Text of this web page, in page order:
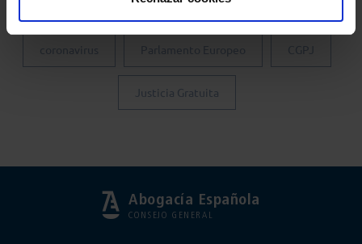
Colegio de Abogados de Madrid
coronavirus Parlamento Europeo CGPJ
Justicia Gratuita
Abogacía Española
CONSEJO GENERAL